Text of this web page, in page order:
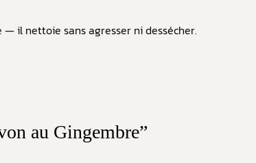
il nettoie sans agresser ni dessécher.
au Gingembre”